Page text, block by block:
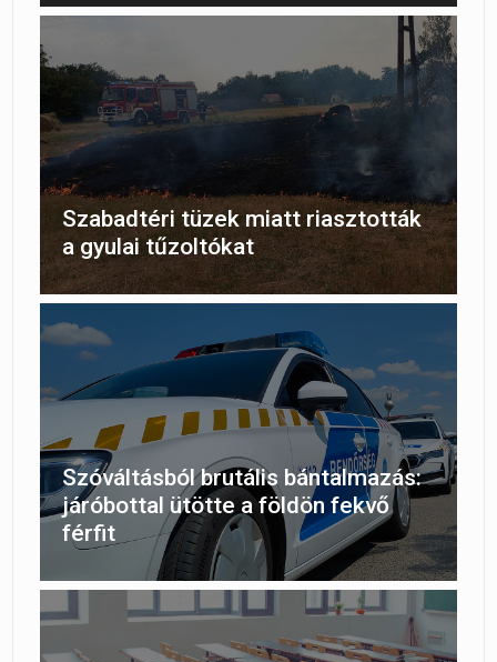
Szabadtéri tüzek miatt riasztották
a gyulai tűzoltókat
Szóváltásból brutális bántalmazás:
járóbottal ütötte a földön fekvő
férfit